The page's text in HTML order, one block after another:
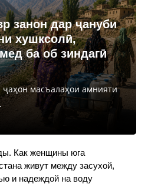
занон дар ҷануби
хушксолӣ,
ба об зиндагӣ
масъалаҳои амнияти
Как женщины юга
живут между засухой,
и надеждой на воду